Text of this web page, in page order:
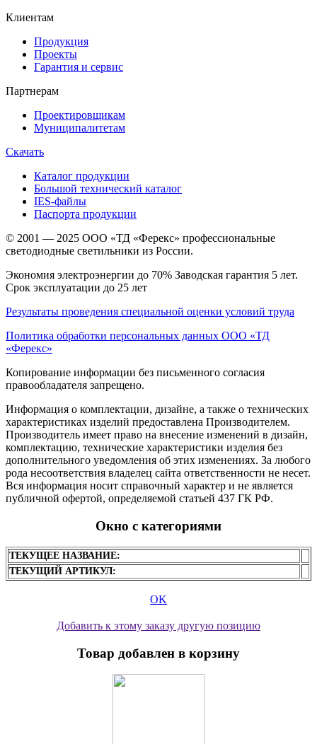
Клиентам
Продукция
Проекты
Гарантия и сервис
Партнерам
Проектировщикам
Муниципалитетам
Скачать
Каталог продукции
Большой технический каталог
IES-файлы
Паспорта продукции
© 2001 — 2025 ООО «ТД «Ферекс» профессиональные
светодиодные светильники из России.
Экономия электроэнергии до 70% Заводская гарантия 5 лет.
Срок эксплуатации до 25 лет
Результаты проведения специальной оценки условий труда
Политика обработки персональных данных ООО «ТД
«Ферекс»
Копирование информации без письменного согласия
правообладателя запрещено.
Информация о комплектации, дизайне, а также о технических
характеристиках изделий предоставлена Производителем.
Производитель имеет право на внесение изменений в дизайн,
комплектацию, технические характеристики изделия без
дополнительного уведомления об этих изменениях. За любого
рода несоответствия владелец сайта ответственности не несет.
Вся информация носит справочный характер и не является
публичной офертой, определяемой статьей 437 ГК РФ.
Окно с категориями
ТЕКУЩЕЕ НАЗВАНИЕ:
ТЕКУЩИЙ АРТИКУЛ:
OK
Добавить к этому заказу другую позицию
Товар добавлен в корзину